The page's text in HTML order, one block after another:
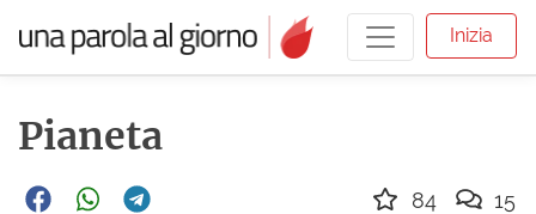
Inizia
Pianeta
84 15